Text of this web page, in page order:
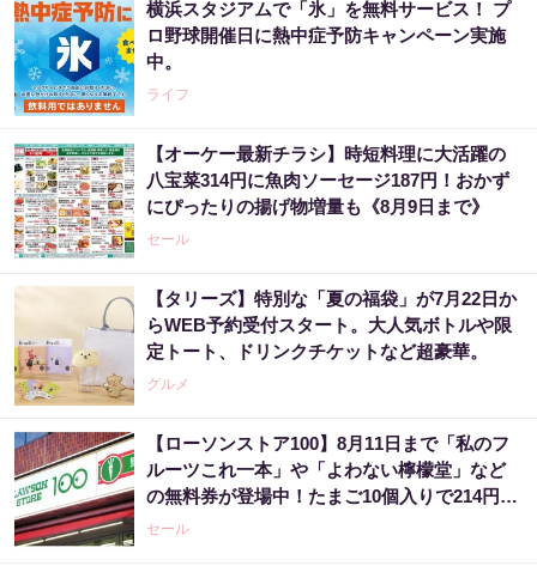
横浜スタジアムで「氷」を無料サービス！ プ
ロ野球開催日に熱中症予防キャンペーン実施
中。
ライフ
【オーケー最新チラシ】時短料理に大活躍の
八宝菜314円に魚肉ソーセージ187円！おかず
にぴったりの揚げ物増量も《8月9日まで》
セール
【タリーズ】特別な「夏の福袋」が7月22日か
らWEB予約受付スタート。大人気ボトルや限
定トート、ドリンクチケットなど超豪華。
グルメ
【ローソンストア100】8月11日まで「私のフ
ルーツこれ一本」や「よわない檸檬堂」など
の無料券が登場中！たまご10個入りで214円な
どのお得企画も見逃せない。
セール